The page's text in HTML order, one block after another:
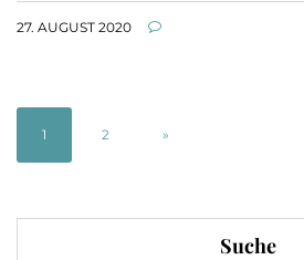
27. AUGUST 2020
1 2 »
Suche